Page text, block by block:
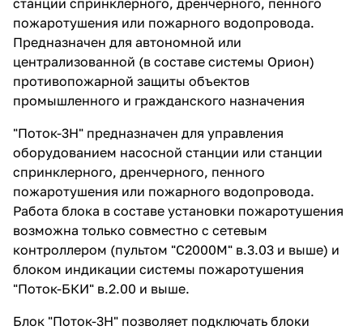
пожаротушения или пожарного водопровода.
Предназначен для автономной или
централизованной (в составе системы Орион)
противопожарной защиты объектов
промышленного и гражданского назначения
"Поток-3Н" предназначен для управления
оборудованием насосной станции или станции
спринклерного, дренчерного, пенного
пожаротушения или пожарного водопровода.
Работа блока в составе установки пожаротушения
возможна только совместно с сетевым
контроллером (пультом "С2000М" в.3.03 и выше) и
блоком индикации системы пожаротушения
"Поток-БКИ" в.2.00 и выше.
Блок "Поток-3Н" позволяет подключать блоки